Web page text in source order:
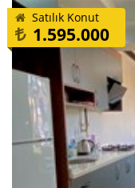
Satılık Konut
1.595.000